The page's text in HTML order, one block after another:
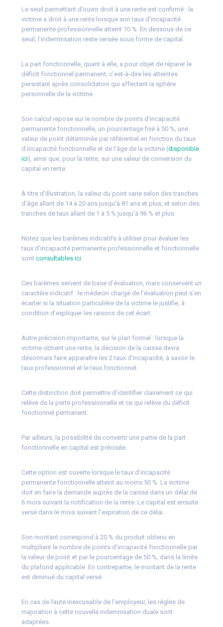
Le seuil permettant d’ouvrir droit à une rente est confirmé : la
victime a droit à une rente lorsque son taux d’incapacité
permanente professionnelle atteint 10 %. En dessous de ce
seuil, l’indemnisation reste versée sous forme de capital.
La part fonctionnelle, quant à elle, a pour objet de réparer le
déficit fonctionnel permanent, c’est-à-dire les atteintes
persistant après consolidation qui affectent la sphère
personnelle de la victime.
Son calcul repose sur le nombre de points d’incapacité
permanente fonctionnelle, un pourcentage fixé à 50 %, une
valeur de point déterminée par référentiel en fonction du taux
d’incapacité fonctionnelle et de l’âge de la victime (disponible
ici), ainsi que, pour la rente, sur une valeur de conversion du
capital en rente.
À titre d’illustration, la valeur du point varie selon des tranches
d’âge allant de 14 à 20 ans jusqu’à 81 ans et plus, et selon des
tranches de taux allant de 1 à 5 % jusqu’à 96 % et plus.
Notez que les barèmes indicatifs à utiliser pour évaluer les
taux d’incapacité permanente professionnelle et fonctionnelle
sont consultables ici.
Ces barèmes servent de base d’évaluation, mais conservent un
caractère indicatif : le médecin chargé de l’évaluation peut s’en
écarter si la situation particulière de la victime le justifie, à
condition d’expliquer les raisons de cet écart.
Autre précision importante, sur le plan formel : lorsque la
victime obtient une rente, la décision de la caisse devra
désormais faire apparaître les 2 taux d’incapacité, à savoir le
taux professionnel et le taux fonctionnel.
Cette distinction doit permettre d’identifier clairement ce qui
relève de la perte professionnelle et ce qui relève du déficit
fonctionnel permanent.
Par ailleurs, la possibilité de convertir une partie de la part
fonctionnelle en capital est précisée.
Cette option est ouverte lorsque le taux d’incapacité
permanente fonctionnelle atteint au moins 50 %. La victime
doit en faire la demande auprès de la caisse dans un délai de
6 mois suivant la notification de la rente. Le capital est ensuite
versé dans le mois suivant l’expiration de ce délai.
Son montant correspond à 20 % du produit obtenu en
multipliant le nombre de points d’incapacité fonctionnelle par
la valeur de point et par le pourcentage de 50 %, dans la limite
du plafond applicable. En contrepartie, le montant de la rente
est diminué du capital versé.
En cas de faute inexcusable de l’employeur, les règles de
majoration à cette nouvelle indemnisation duale sont
adaptées.